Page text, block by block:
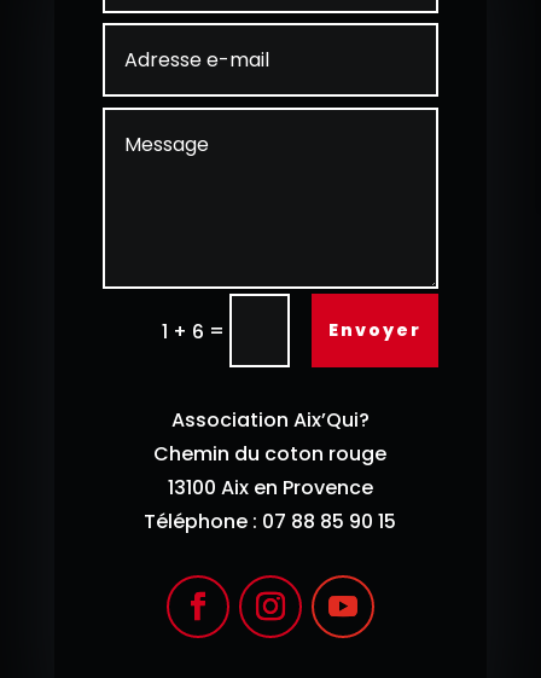
1 + 6 = Envoyer
Association Aix’Qui?
Chemin du coton rouge
13100 Aix en Provence
Téléphone : 07 88 85 90 15